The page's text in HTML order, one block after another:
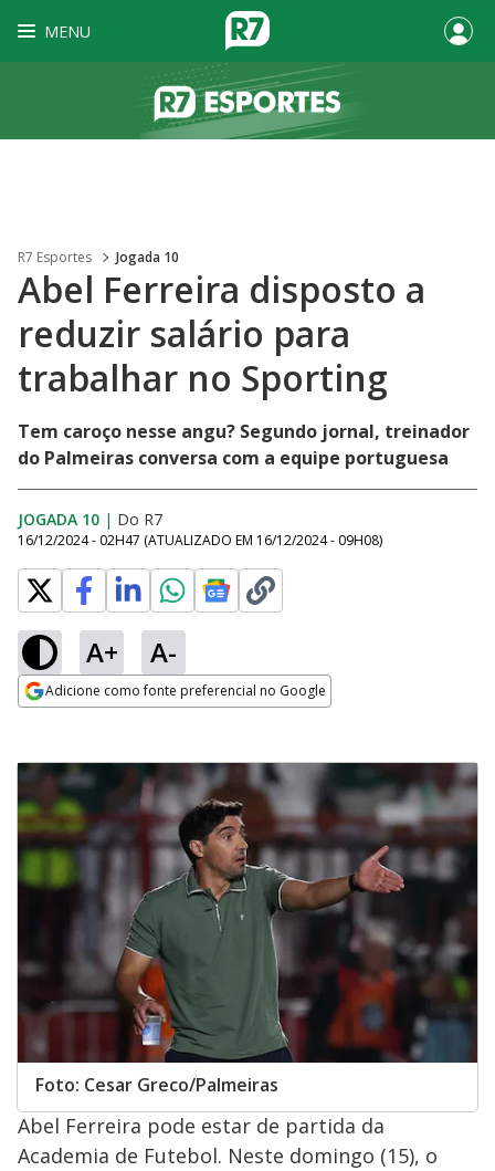
MENU
R7 Esportes Jogada 10
Abel Ferreira disposto a
reduzir salário para
trabalhar no Sporting
Tem caroço nesse angu? Segundo jornal, treinador
do Palmeiras conversa com a equipe portuguesa
JOGADA 10 | Do R7
16/12/2024 - 02H47 (ATUALIZADO EM 16/12/2024 - 09H08)
A+ A-
Adicione como fonte preferencial no Google
Foto: Cesar Greco/Palmeiras
Abel Ferreira pode estar de partida da
Academia de Futebol. Neste domingo (15), o